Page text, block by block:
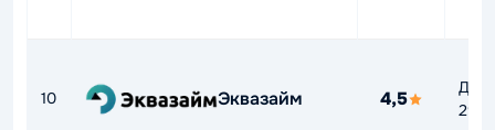
10 Эквазайм 4,5
До